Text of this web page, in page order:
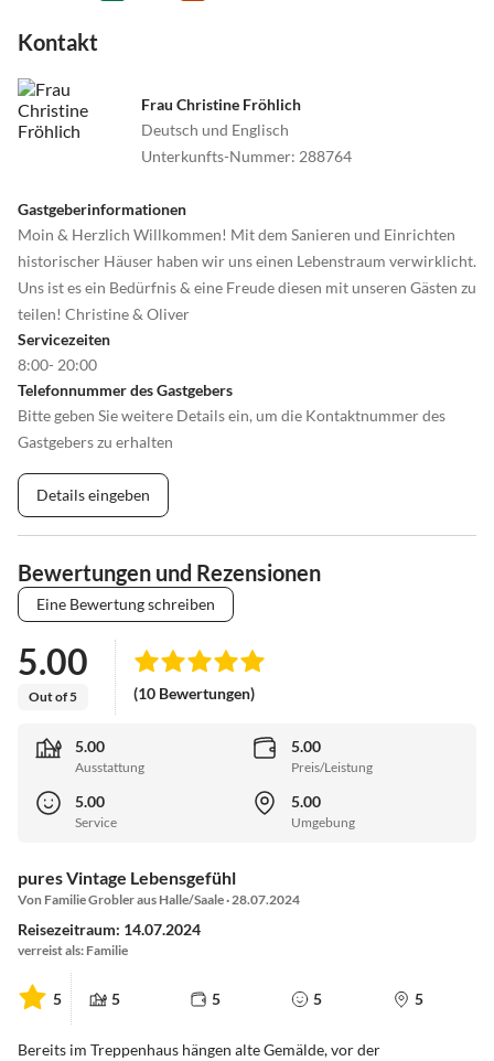
Kontakt
Frau Christine Fröhlich
Deutsch und Englisch
Unterkunfts-Nummer: 288764
Gastgeberinformationen
Moin & Herzlich Willkommen! Mit dem Sanieren und Einrichten
historischer Häuser haben wir uns einen Lebenstraum verwirklicht.
Uns ist es ein Bedürfnis & eine Freude diesen mit unseren Gästen zu
teilen! Christine & Oliver
Servicezeiten
8:00- 20:00
Telefonnummer des Gastgebers
Bitte geben Sie weitere Details ein, um die Kontaktnummer des
Gastgebers zu erhalten
Details eingeben
Bewertungen und Rezensionen
Eine Bewertung schreiben
5.00
Out of 5 (10 Bewertungen)
5.00
Ausstattung
5.00
Preis/Leistung
5.00
Service
5.00
Umgebung
pures Vintage Lebensgefühl
Von Familie Grobler aus Halle/Saale · 28.07.2024
Reisezeitraum: 14.07.2024
verreist als: Familie
5 5 5 5 5
Bereits im Treppenhaus hängen alte Gemälde, vor der